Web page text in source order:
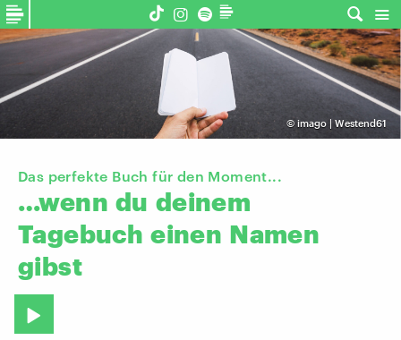
© imago | Westend61
Das perfekte Buch für den Moment...
…wenn du deinem
Tagebuch einen Namen
gibst